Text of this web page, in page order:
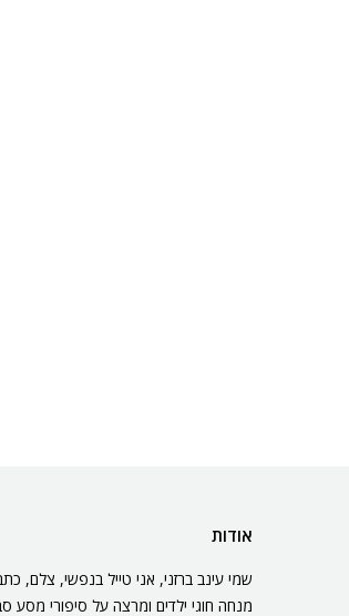
אודות
שמי עינב ברזני, אני טייל בנפשי, צלם,
מנחה חוגי ילדים ומרצה על סיפורי מסע